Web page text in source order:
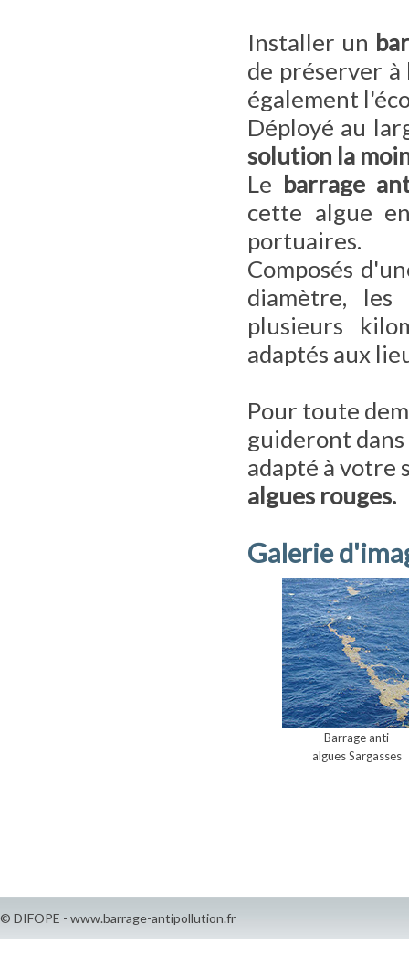
Installer un
de préserver
également
Déployé au
solution la
Le barrage
cette algue
portuaires.
Composés
diamètre, les
plusieurs
adaptés aux
Pour toute
guideront
adapté à votre
algues rouges.
Galerie
Barrage anti
algues Sargasses
© DIFOPE - www.barrage-antipollution.fr